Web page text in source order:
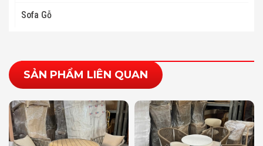
Sofa Gỗ
SẢN PHẨM LIÊN QUAN